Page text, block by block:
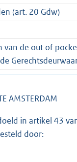
(art. 20 Gdw)
van de out of
AMSTERDAM
in artikel 43
door: